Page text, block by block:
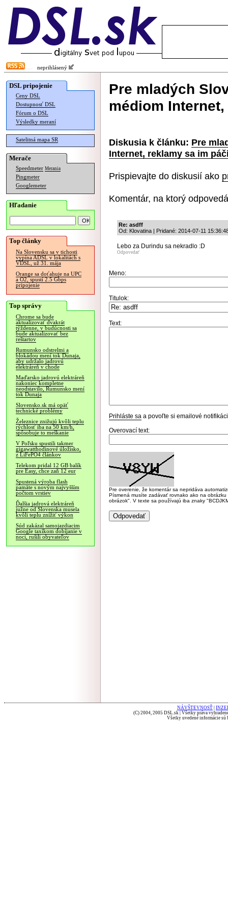
neprihlásený
DSL pripojenie
Ceny DSL
Dostupnosť DSL
Fórum o DSL
Výsledky meraní
Satelitná mapa SR
Merače
Speedmeter Merania
Pingmeter
Googlemeter
Hľadanie
Top články
Na Slovensku sa v tichosti
vypína ADSL v lokalitách s
VDSL, už 31. mája
Orange sa doťahuje na UPC
a O2, spustí 2.5 Gbps
pripojenie
Top správy
Chrome sa bude
aktualizovať dvakrát
týždenne, v budúcnosti sa
bude aktualizovať bez
reštartov
Rumunsko odstrelmi a
blokádou mení tok Dunaja,
aby udržalo jadrovú
elektráreň v chode
Maďarsko jadrovú elektráreň
nakoniec kompletne
neodstavilo, Rumunsko mení
tok Dunaja
Slovensko.sk má opäť
technické problémy
Železnice znižujú kvôli teplu
rýchlosť iba na 50 km/h,
spôsobuje to meškanie
V Poľsku spustili takmer
gigawatthodinové úložisko,
z LiFePO4 článkov
Telekom pridal 12 GB balík
pre Easy, chce zaň 12 eur
Spustená výroba flash
pamäte s novým najvyšším
počtom vrstiev
Ďalšia jadrová elektráreň
južne od Slovenska musela
kvôli teplu znížiť výkon
Súd zakázal samojazdiacim
Google taxíkom dobíjanie v
noci, rušili obyvateľov
Pre mladých
médiom
Diskusia k článku: Pre
Internet, reklamy sa im
Prispievajte do diskusií ako
Komentár, na ktorý
Re: asdff
Od: Klovatina | Pridané: 2014-07-11
Lebo za Durindu sa nekradlo :D
Odpovedať
Meno:
Titulok:
Text:
Prihláste sa a povoľte si emailové
Overovací text:
Pre overenie, že komentár sa nepridáva
Písmená musíte zadávať rovnako ako na
obrázok". V texte sa používajú iba znaky
NÁVŠTEVNOSŤ
(C) 2004, 2005 DSL.sk | Všetky práva
Všetky uvedené informácie sú